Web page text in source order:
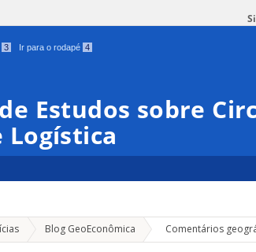
3 Ir para o rodapé 4
Estudos sobre
Logística
Blog GeoEconômica » Comentários